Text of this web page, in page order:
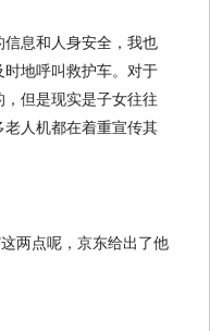
息和人身安全，我也
地呼叫救护车。对于
但是现实是子女往往
人机都在着重宣传其
两点呢，京东给出了他